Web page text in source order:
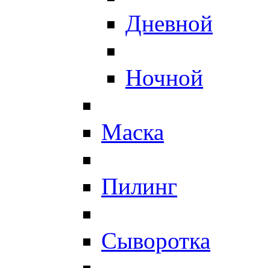
Дневной
Ночной
Маска
Пилинг
Сыворотка